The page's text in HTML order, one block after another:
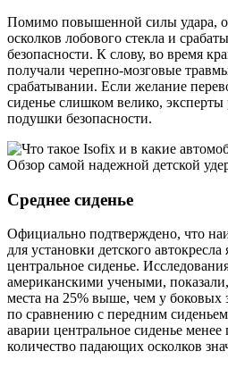
Помимо повышенной силы удара,
осколков лобового стекла и
безопасности. К слову, во время
получали черепно-мозговые
срабатывании. Если желание
сиденье слишком велико,
подушки безопасности.
Среднее сиденье
Официально подтверждено, что
для установки детского
центральное сиденье.
американскими учеными, показали,
места на 25% выше, чем у боковых
по сравнению с передним
аварии центральное сиденье
количество падающих осколков